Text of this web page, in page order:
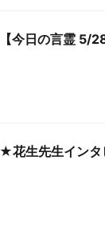
【今日の言霊 5/
★花生先生イン